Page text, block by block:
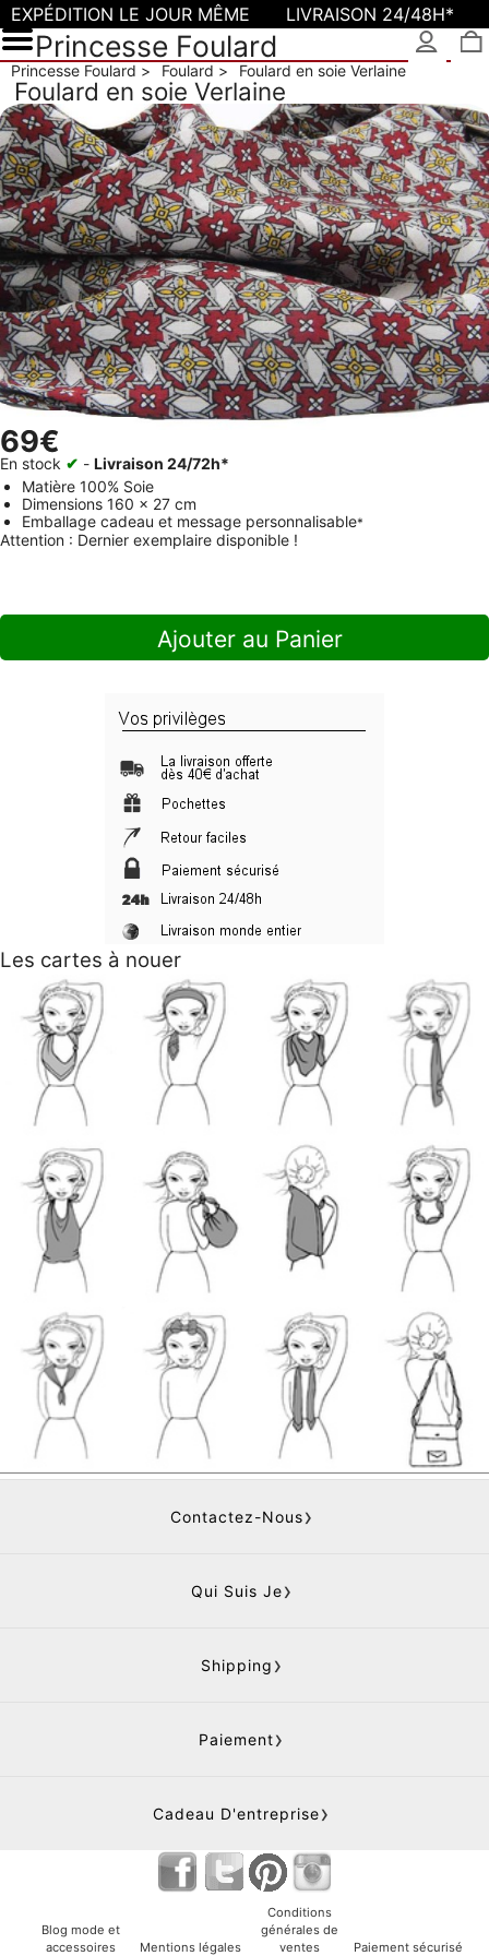
Princesse Foulard
Princesse Foulard Foulard Foulard en soie Verlaine
Foulard en soie Verlaine
69€
En stock ✔ - Livraison 24/72h*
Matière 100% Soie
Dimensions 160 x 27 cm
Emballage cadeau et message personnalisable*
Attention : Dernier exemplaire disponible !
Ajouter au Panier
Les cartes à nouer
Contactez-Nous
Qui Suis Je
Shipping
Paiement
Cadeau D'entreprise
Blog mode et
accessoires
Mentions légales
Conditions
générales de
ventes
Paiement sécurisé
EXPÉDITION LE JOUR MÊME LIVRAISON 24/48H*